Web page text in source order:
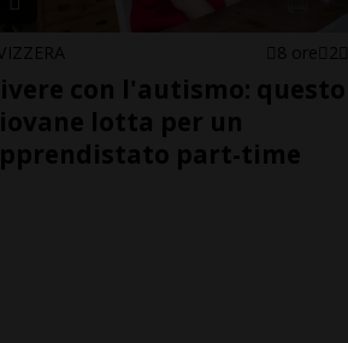
8 ore 2
con l'autismo: questo
lotta per un
part-time